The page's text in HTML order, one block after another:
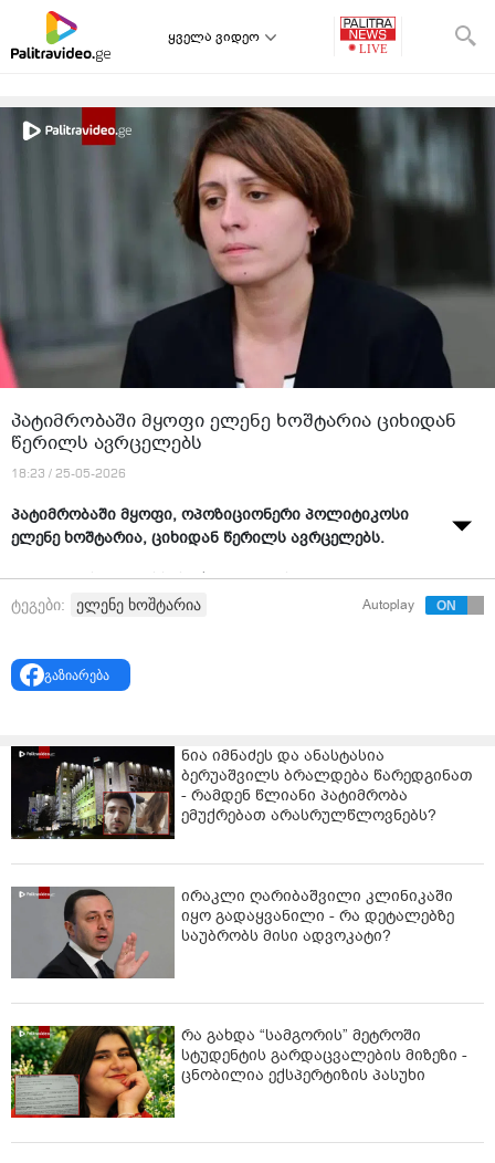
ყველა ვიდეო
პატიმრობაში მყოფი ელენე ხოშტარია ციხიდან
წერილს ავრცელებს
18:23 / 25-05-2026
პატიმრობაში მყოფი, ოპოზიციონერი პოლიტიკოსი
ელენე ხოშტარია, ციხიდან წერილს ავრცელებს.
"1938 წლის 26 მაისს, საქართველოს
დამოუკიდებლობის გამოცხადებიდან ზუსტად 20 წლის
დახვრიტეს ზუსტად იმიტომ, რომ დამოუკიდებლობა
მიუხედავად იმისა, რომ წელს ფიზიკურად იქ ვერ
ვიდგები, ზუსტად ვიცი, რომ ჩემს მაგივრად ბევრი
ადამიანი მივა და ზუსტად ვიცი, რომ
დამოუკიდებლობის დღეს ყოველთვის ძალიან ამაყად
ვიზეიმებთ!
ელენე ხოშტარია
რუსთავის ქალთა ციხე
ტეგები: ელენე ხოშტარია Autoplay
გაზიარება
ნია იმნაძეს და ანასტასია
ბერუაშვილს ბრალდება წარედგინათ
- რამდენ წლიანი პატიმრობა
ემუქრებათ არასრულწლოვნებს?
ირაკლი ღარიბაშვილი კლინიკაში
იყო გადაყვანილი - რა დეტალებზე
საუბრობს მისი ადვოკატი?
რა გახდა “სამგორის” მეტროში
სტუდენტის გარდაცვალების მიზეზი -
ცნობილია ექსპერტიზის პასუხი